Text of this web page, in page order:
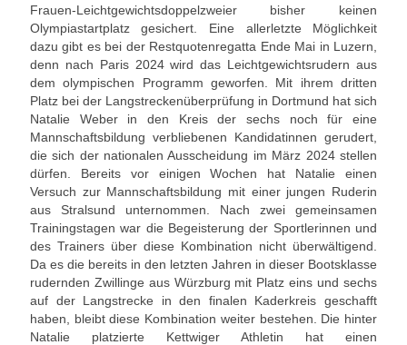
Vereinskleidung
Unser Angebot
Leistungssport
Masters Rudern
Drachenboot
Jugendrudern
Allgemeiner Ruderbetrieb/ Wanderrudern
Fitness/Gymnastik/Seniorensport
Herzsport
Frauen-Leichtgewichtsdoppelzweier bisher keinen
Olympiastartplatz gesichert. Eine allerletzte Möglichkeit
dazu gibt es bei der Restquotenregatta Ende Mai in Luzern,
denn nach Paris 2024 wird das Leichtgewichtsrudern aus
dem olympischen Programm geworfen. Mit ihrem dritten
Platz bei der Langstreckenüberprüfung in Dortmund hat sich
Natalie Weber in den Kreis der sechs noch für eine
Mannschaftsbildung verbliebenen Kandidatinnen gerudert,
die sich der nationalen Ausscheidung im März 2024 stellen
dürfen. Bereits vor einigen Wochen hat Natalie einen
Versuch zur Mannschaftsbildung mit einer jungen Ruderin
aus Stralsund unternommen. Nach zwei gemeinsamen
Trainingstagen war die Begeisterung der Sportlerinnen und
des Trainers über diese Kombination nicht überwältigend.
Da es die bereits in den letzten Jahren in dieser Bootsklasse
rudernden Zwillinge aus Würzburg mit Platz eins und sechs
auf der Langstrecke in den finalen Kaderkreis geschafft
haben, bleibt diese Kombination weiter bestehen. Die hinter
Natalie platzierte Kettwiger Athletin hat einen